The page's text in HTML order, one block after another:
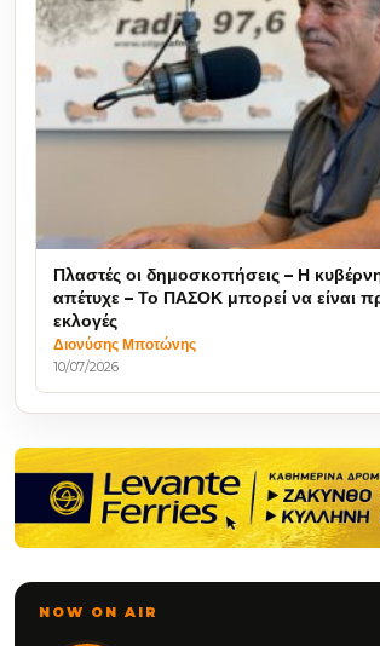
Πλαστές οι δημοσκοπήσεις – Η
απέτυχε – Το ΠΑΣΟΚ μπορεί να είναι
εκλογές
Διονύσης Μποτώνης
10/07/2026
NOW ON AIR